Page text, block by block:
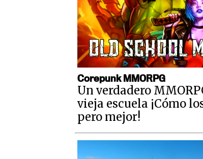
Corepunk MMORPG
Un verdadero
vieja escuela ¡Cómo
pero mejor!